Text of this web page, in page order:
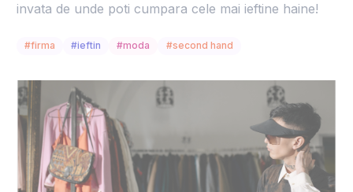
invata de unde poti cumpara cele mai ieftine haine!
#firma #ieftin #moda #second hand